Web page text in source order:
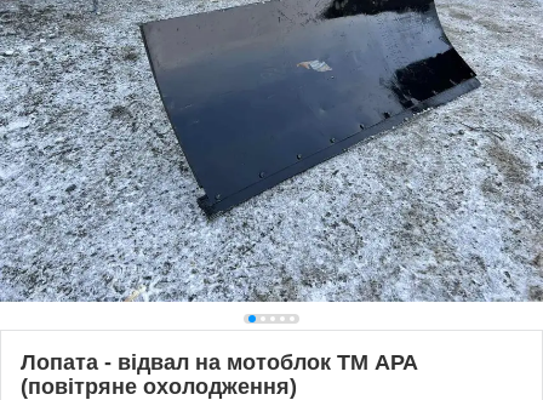
Лопата - відвал на мотоблок ТМ АРА
(повітряне охолодження)